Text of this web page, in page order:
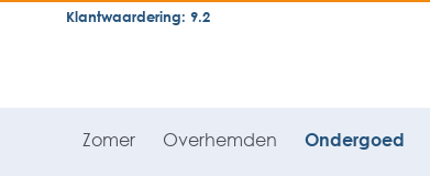
general.skipToNavigation
Klantwaardering: 9.2
Zomer Overhemden Ondergoed